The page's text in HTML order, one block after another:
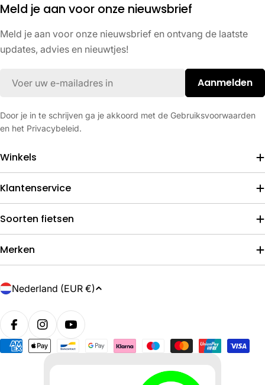
Meld je aan voor onze nieuwsbrief
Meld je aan voor onze nieuwsbrief en ontvang de laatste
updates, advies en nieuwtjes!
Aanmelden
Door je in te schrijven ga je akkoord met de Gebruiksvoorwaarden
en het Privacybeleid.
Winkels
Klantenservice
Soorten fietsen
Merken
L
n
d
/
Nederland (EUR €)
Betaalmethoden